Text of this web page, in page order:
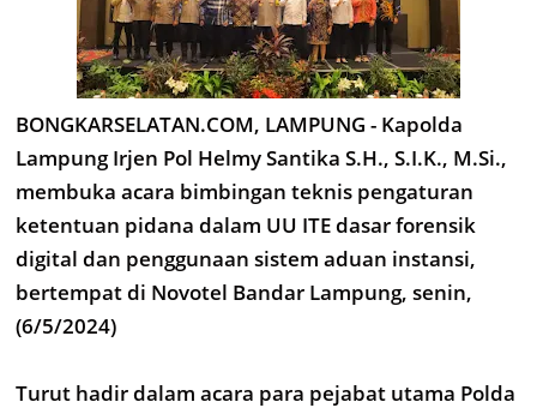
BONGKARSELATAN.COM, LAMPUNG - Kapolda
Lampung Irjen Pol Helmy Santika S.H., S.I.K., M.Si.,
membuka acara bimbingan teknis pengaturan
ketentuan pidana dalam UU ITE dasar forensik
digital dan penggunaan sistem aduan instansi,
bertempat di Novotel Bandar Lampung, senin,
(6/5/2024)
Turut hadir dalam acara para pejabat utama Polda